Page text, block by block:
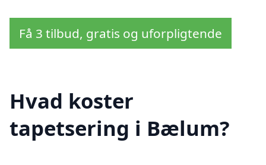
Få 3 tilbud, gratis og uforpligtende
Hvad koster
tapetsering i Bælum?